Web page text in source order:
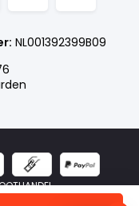
NL001392399B09